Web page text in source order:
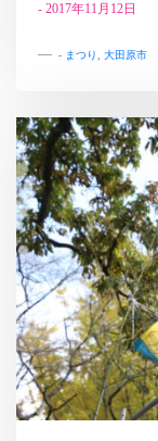
- 2017年11月12日
- まつり 大田原市